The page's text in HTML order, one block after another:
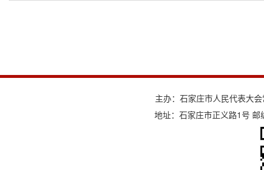
主办：石家庄市人民代表大
地址：石家庄市正义路1号